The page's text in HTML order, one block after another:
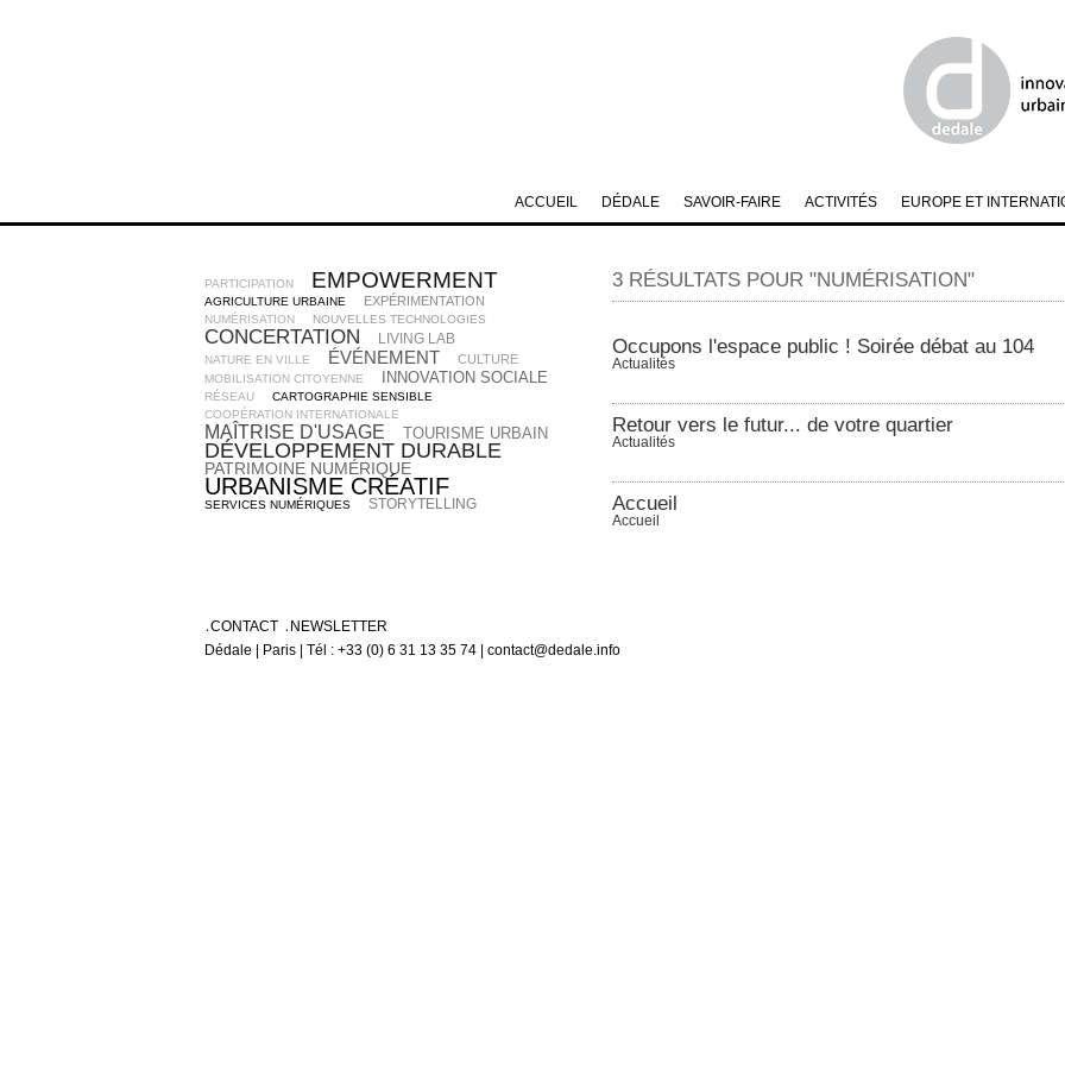
PARTICIPATION EMPOWERMENT
AGRICULTURE URBAINE EXPÉRIMENTATION
NUMÉRISATION NOUVELLES TECHNOLOGIES
CONCERTATION LIVING LAB
NATURE EN VILLE ÉVÉNEMENT CULTURE
MOBILISATION CITOYENNE INNOVATION SOCIALE
RÉSEAU
CARTOGRAPHIE SENSIBLE
COOPÉRATION INTERNATIONALE
MAÎTRISE D'USAGE TOURISME URBAIN
DÉVELOPPEMENT DURABLE
PATRIMOINE NUMÉRIQUE
URBANISME CRÉATIF
SERVICES NUMÉRIQUES STORYTELLING
3 RÉSULTATS POUR "NUMÉRISATION"
Occupons l'espace public ! Soirée débat au 104
Actualités
Retour vers le futur... de votre quartier
Actualités
Accueil
Accueil
EUROPE ET
ACTIVITÉS
SAVOIR-FAIRE
DÉDALE
ACCUEIL
CONTACT NEWSLETTER
Dédale | Paris | Tél : +33 (0) 6 31 13 35 74 | contact@dedale.info